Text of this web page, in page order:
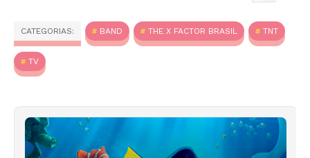
CATEGORIAS: BAND THE X FACTOR BRASIL TNT
TV